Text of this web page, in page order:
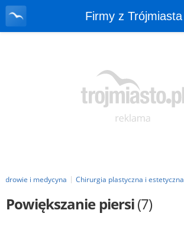
Firmy z Trójmiasta
Zdrowie i medycyna Chirurgia plastyczna i estetyczna
Powiększanie piersi(7)